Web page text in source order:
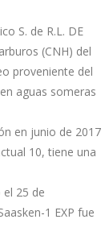
S. de R.L. DE
(CNH) del
proveniente del
aguas someras
en junio de 2017
10, tiene una
25 de
1 EXP fue